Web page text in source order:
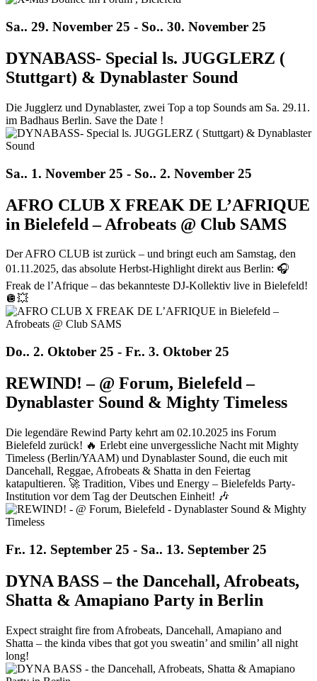
Sa.. 29. November 25 - So.. 30. November 25
DYNABASS- Special ls. JUGGLERZ (
Stuttgart) & Dynablaster Sound
Die Jugglerz und Dynablaster, zwei Top a top Sounds am Sa. 29.11.
im Badhaus Berlin. Save the Date !
Sa.. 1. November 25 - So.. 2. November 25
AFRO CLUB X FREAK DE L’AFRIQUE
in Bielefeld – Afrobeats @ Club SAMS
Der AFRO CLUB ist zurück – und bringt euch am Samstag, den
01.11.2025, das absolute Herbst-Highlight direkt aus Berlin: 🎧
Freak de l’Afrique – das bekannteste DJ-Kollektiv live in Bielefeld!
🪩💥
Do.. 2. Oktober 25 - Fr.. 3. Oktober 25
REWIND! – @ Forum, Bielefeld –
Dynablaster Sound & Mighty Timeless
Die legendäre Rewind Party kehrt am 02.10.2025 ins Forum
Bielefeld zurück! 🔥 Erlebt eine unvergessliche Nacht mit Mighty
Timeless (Berlin/YAAM) und Dynablaster Sound, die euch mit
Dancehall, Reggae, Afrobeats & Shatta in den Feiertag
katapultieren. 🚀 Tradition, Vibes und Energy – Bielefelds Party-
Institution vor dem Tag der Deutschen Einheit! 🎶
Fr.. 12. September 25 - Sa.. 13. September 25
DYNA BASS – the Dancehall, Afrobeats,
Shatta & Amapiano Party in Berlin
Expect straight fire from Afrobeats, Dancehall, Amapiano and
Shatta – the kinda vibes that got you sweatin’ and smilin’ all night
long!